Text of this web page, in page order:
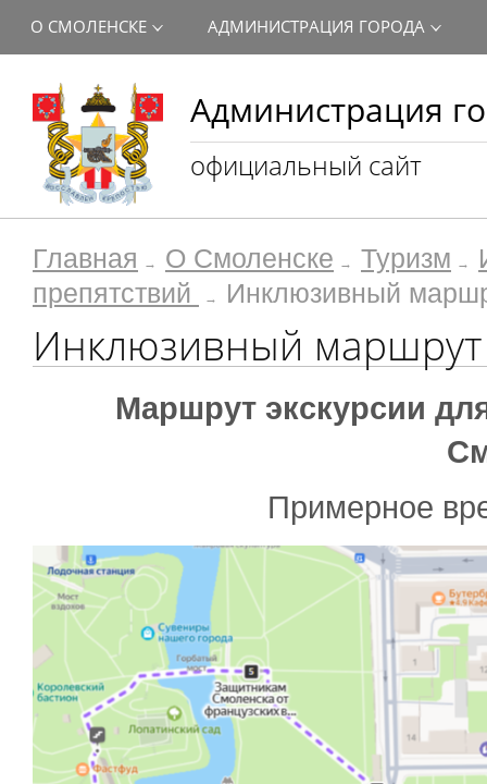
Администрация
официальный сайт
О СМОЛЕНСКЕ АДМИНИСТРАЦИЯ ГОРОДА
Главная О Смоленске Туризм
препятствий
Инклюзивный
Инклюзивный
Маршрут экскурсии
Примерное